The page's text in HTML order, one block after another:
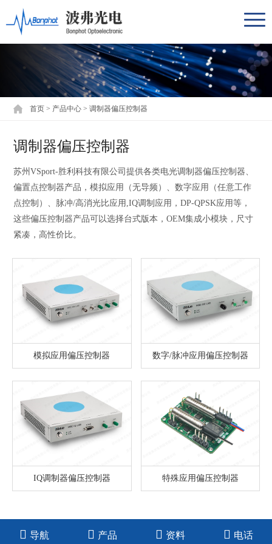
首页 > 产品中心 >调制器偏压控制器
调制器偏压控制器
苏州VSport-胜利科技有限公司提供各类电光调制器偏压控制器、
偏置点控制器产品，模拟应用（无导频）、数字应用（任意工作
点控制）、脉冲/高消光比应用,IQ调制应用，DP-QPSK应用等，
这些偏压控制器产品可以选择台式版本，OEM集成小模块，尺寸
紧凑，高性价比。
模拟应用偏压控制器 数字/脉冲应用偏压控制器
IQ调制器偏压控制器 特殊应用偏压控制器
导航 产品 资料 电话